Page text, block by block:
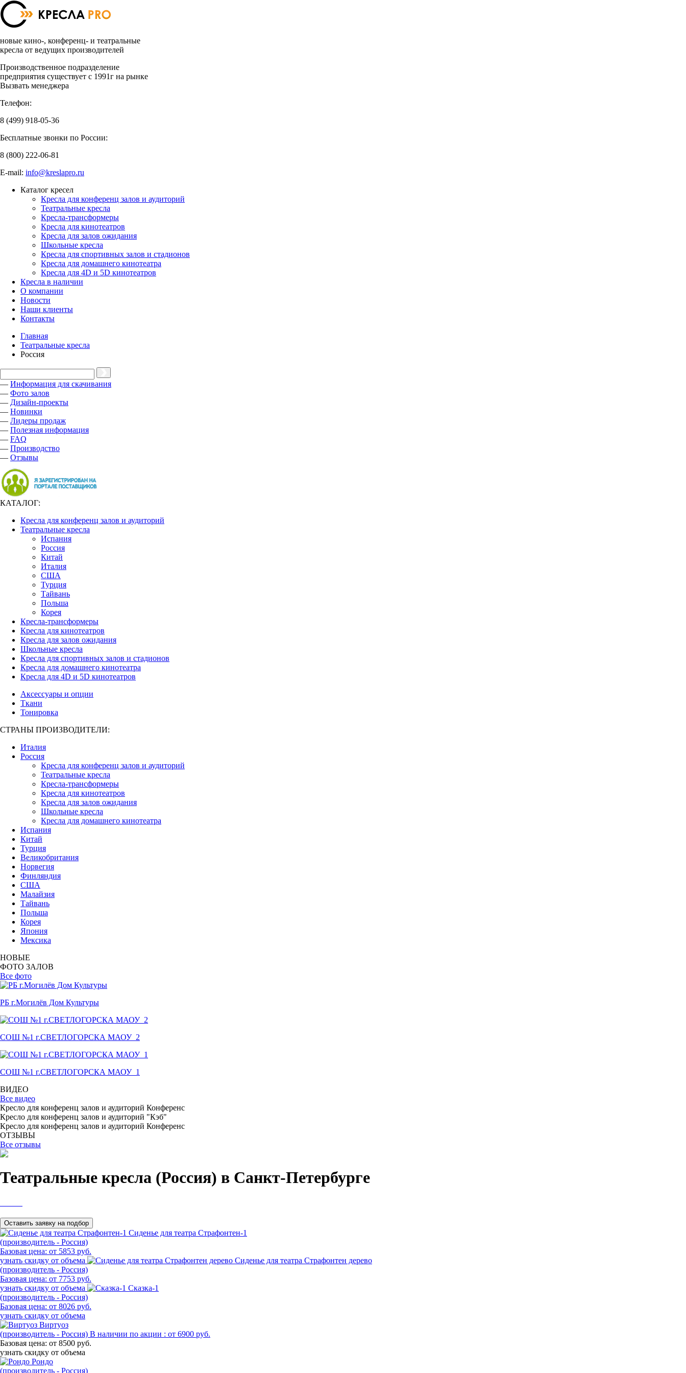
новые кино-, конференц- и театральные
кресла от ведущих производителей
Производственное подразделение
предприятия существует с 1991г на рынке
Вызвать менеджера
Телефон:
8 (499) 918-05-36
Бесплатные звонки по России:
8 (800) 222-06-81
E-mail: info@kreslapro.ru
Каталог кресел
Кресла для конференц залов и аудиторий
Театральные кресла
Кресла-трансформеры
Кресла для кинотеатров
Кресла для залов ожидания
Школьные кресла
Кресла для спортивных залов и стадионов
Кресла для домашнего кинотеатра
Кресла для 4D и 5D кинотеатров
Кресла в наличии
О компании
Новости
Наши клиенты
Контакты
Главная
Театральные кресла
Россия
— Информация для скачивания
— Фото залов
— Дизайн-проекты
— Новинки
— Лидеры продаж
— Полезная информация
— FAQ
— Производство
— Отзывы
КАТАЛОГ:
Кресла для конференц залов и аудиторий
Театральные кресла
Испания
Россия
Китай
Италия
США
Турция
Тайвань
Польша
Корея
Кресла-трансформеры
Кресла для кинотеатров
Кресла для залов ожидания
Школьные кресла
Кресла для спортивных залов и стадионов
Кресла для домашнего кинотеатра
Кресла для 4D и 5D кинотеатров
Аксессуары и опции
Ткани
Тонировка
СТРАНЫ ПРОИЗВОДИТЕЛИ:
Италия
Россия
Кресла для конференц залов и аудиторий
Театральные кресла
Кресла-трансформеры
Кресла для кинотеатров
Кресла для залов ожидания
Школьные кресла
Кресла для домашнего кинотеатра
Испания
Китай
Турция
Великобритания
Норвегия
Финляндия
США
Малайзия
Тайвань
Польша
Корея
Япония
Мексика
НОВЫЕ
ФОТО ЗАЛОВ
Все фото
РБ г.Могилёв Дом Культуры
СОШ №1 г.СВЕТЛОГОРСКА МАОУ_2
СОШ №1 г.СВЕТЛОГОРСКА МАОУ_1
ВИДЕО
Все видео
Кресло для конференц залов и аудиторий Конференс
Кресло для конференц залов и аудиторий "Кэб"
Кресло для конференц залов и аудиторий Конференс
ОТЗЫВЫ
Все отзывы
Театральные кресла (Россия) в Санкт-Петербурге
Сиденье для театра Страфонтен-1
(производитель - Россия)
Базовая цена: от 5853 руб.
узнать скидку от объема
Сиденье для театра Страфонтен дерево
(производитель - Россия)
Базовая цена: от 7753 руб.
узнать скидку от объема
Сказка-1
(производитель - Россия)
Базовая цена: от 8026 руб.
узнать скидку от объема
Виртуоз
(производитель - Россия) В наличии по акции : от 6900 руб.
Базовая цена: от 8500 руб.
узнать скидку от объема
Рондо
(производитель - Россия)